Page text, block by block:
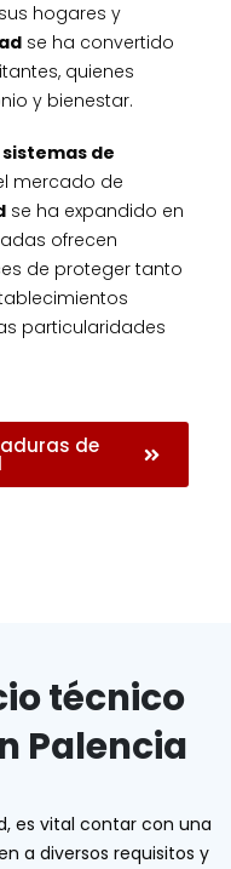
hogares y
se ha convertido
quienes
y bienestar.
sistemas de
mercado de
se ha expandido en
ofrecen
de proteger tanto
particularidades
de
técnico
Palencia
es vital contar con una
a diversos requisitos y